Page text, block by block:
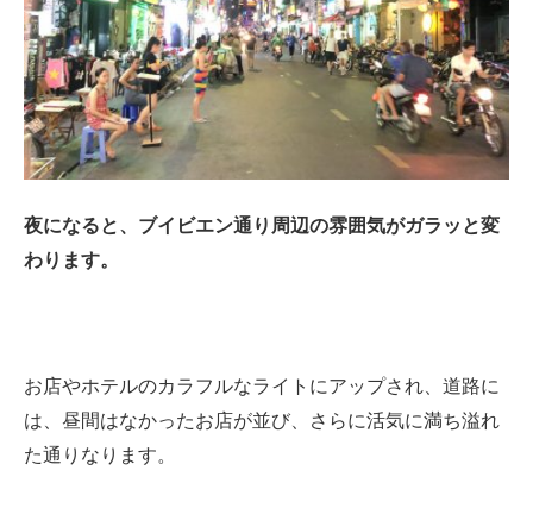
夜になると、ブイビエン通り周辺の雰囲気がガラッと変
わります。
お店やホテルのカラフルなライトにアップされ、道路に
は、昼間はなかったお店が並び、さらに活気に満ち溢れ
た通りなります。